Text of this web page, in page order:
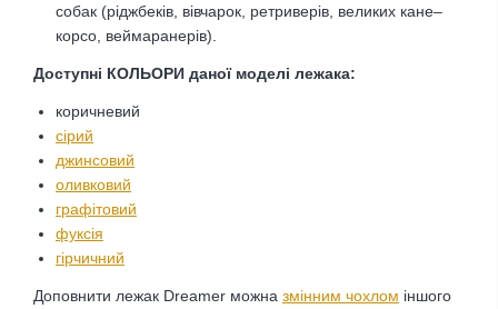
собак (ріджбеків, вівчарок, ретриверів, великих кане–
корсо, веймаранерів).
Доступні КОЛЬОРИ даної моделі лежака:
коричневий
сірий
джинсовий
оливковий
графітовий
фуксія
гірчичний
Доповнити лежак Dreamer можна змінним чохлом іншого